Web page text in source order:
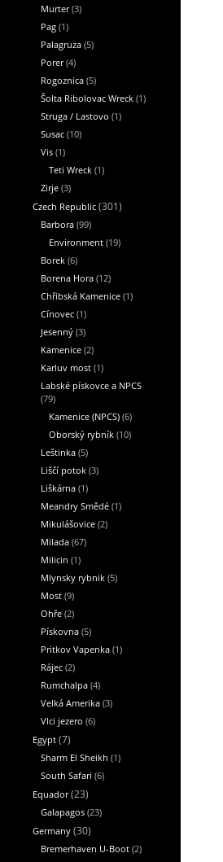
Murter(3)
Pag (1)
Palagruza (5)
Porer(4)
Rogoznica (5)
Šolta Ribolovac Wreck (1)
Struga / Lastovo (1)
Susac (10)
Vis (1)
Teti Wreck (1)
Zirje (3)
Czech Republic (301)
Barbora (99)
Environment (19)
Borek (6)
Borena Hora (12)
Chřibská Kamenice (1)
Cínovec (1)
Jesenný (3)
Kamenice (2)
Karluv most (1)
Labské pískovce a NPCS
(79)
Kamenice (NPCS) (6)
Oborský rybník (10)
Leštinka (5)
Liščí potok (3)
Liškárna (1)
Meandry Smědé (1)
Mikulášovice (2)
Milada (67)
Milicin (1)
Mlynsky rybnik (5)
Most (9)
Ohře (2)
Pískovna (5)
Pritkov Vapenka (1)
Rájec (2)
Rumchalpa (4)
Velká Amerika (3)
Vlci jezero (6)
Egypt (7)
Sharm El Sheikh (1)
South Safari (6)
Equador(23)
Galapagos (23)
Germany (30)
Bremerhaven U-Boot (2)